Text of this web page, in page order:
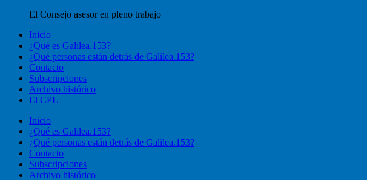
El Consejo asesor en pleno trabajo
Inicio
¿Qué es Galilea.153?
¿Qué personas están detrás de Galilea.153?
Contacto
Subscripciones
Archivo histórico
El CPL
Inicio
¿Qué es Galilea.153?
¿Qué personas están detrás de Galilea.153?
Contacto
Subscripciones
Archivo histórico